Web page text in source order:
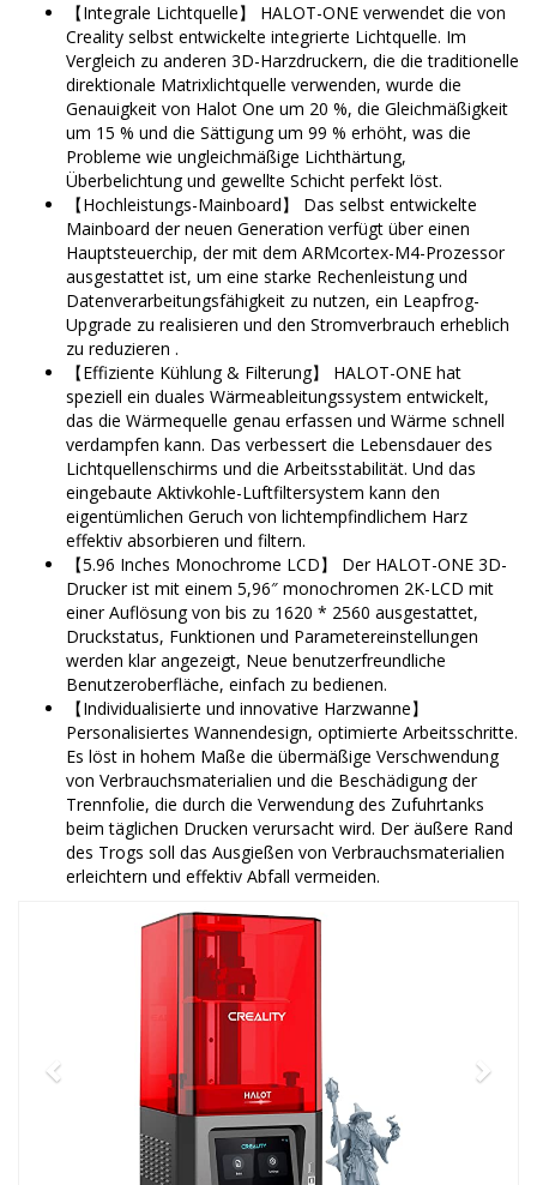
【Integrale Lichtquelle】 HALOT-ONE verwendet die von
Creality selbst entwickelte integrierte Lichtquelle. Im
Vergleich zu anderen 3D-Harzdruckern, die die traditionelle
direktionale Matrixlichtquelle verwenden, wurde die
Genauigkeit von Halot One um 20 %, die Gleichmäßigkeit
um 15 % und die Sättigung um 99 % erhöht, was die
Probleme wie ungleichmäßige Lichthärtung,
Überbelichtung und gewellte Schicht perfekt löst.
【Hochleistungs-Mainboard】 Das selbst entwickelte
Mainboard der neuen Generation verfügt über einen
Hauptsteuerchip, der mit dem ARMcortex-M4-Prozessor
ausgestattet ist, um eine starke Rechenleistung und
Datenverarbeitungsfähigkeit zu nutzen, ein Leapfrog-
Upgrade zu realisieren und den Stromverbrauch erheblich
zu reduzieren .
【Effiziente Kühlung & Filterung】 HALOT-ONE hat
speziell ein duales Wärmeableitungssystem entwickelt,
das die Wärmequelle genau erfassen und Wärme schnell
verdampfen kann. Das verbessert die Lebensdauer des
Lichtquellenschirms und die Arbeitsstabilität. Und das
eingebaute Aktivkohle-Luftfiltersystem kann den
eigentümlichen Geruch von lichtempfindlichem Harz
effektiv absorbieren und filtern.
【5.96 Inches Monochrome LCD】 Der HALOT-ONE 3D-
Drucker ist mit einem 5,96″ monochromen 2K-LCD mit
einer Auflösung von bis zu 1620 * 2560 ausgestattet,
Druckstatus, Funktionen und Parametereinstellungen
werden klar angezeigt, Neue benutzerfreundliche
Benutzeroberfläche, einfach zu bedienen.
【Individualisierte und innovative Harzwanne】
Personalisiertes Wannendesign, optimierte Arbeitsschritte.
Es löst in hohem Maße die übermäßige Verschwendung
von Verbrauchsmaterialien und die Beschädigung der
Trennfolie, die durch die Verwendung des Zufuhrtanks
beim täglichen Drucken verursacht wird. Der äußere Rand
des Trogs soll das Ausgießen von Verbrauchsmaterialien
erleichtern und effektiv Abfall vermeiden.